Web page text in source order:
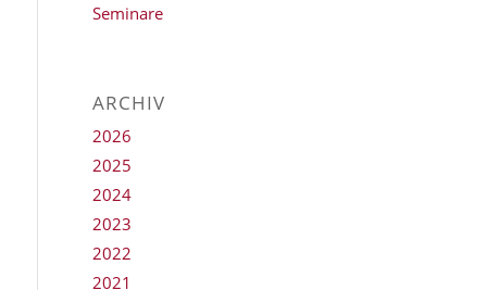
Seminare
ARCHIV
2026
2025
2024
2023
2022
2021